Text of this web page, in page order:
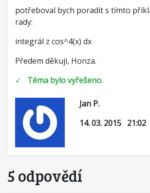
potřeboval bych poradit s tímto
rady:
integrál z cos^4(x) dx
Předem děkuji, Honza.
✓ Téma bylo vyřešeno.
Jan P.
14. 03. 2015 21:02
5 odpovědí